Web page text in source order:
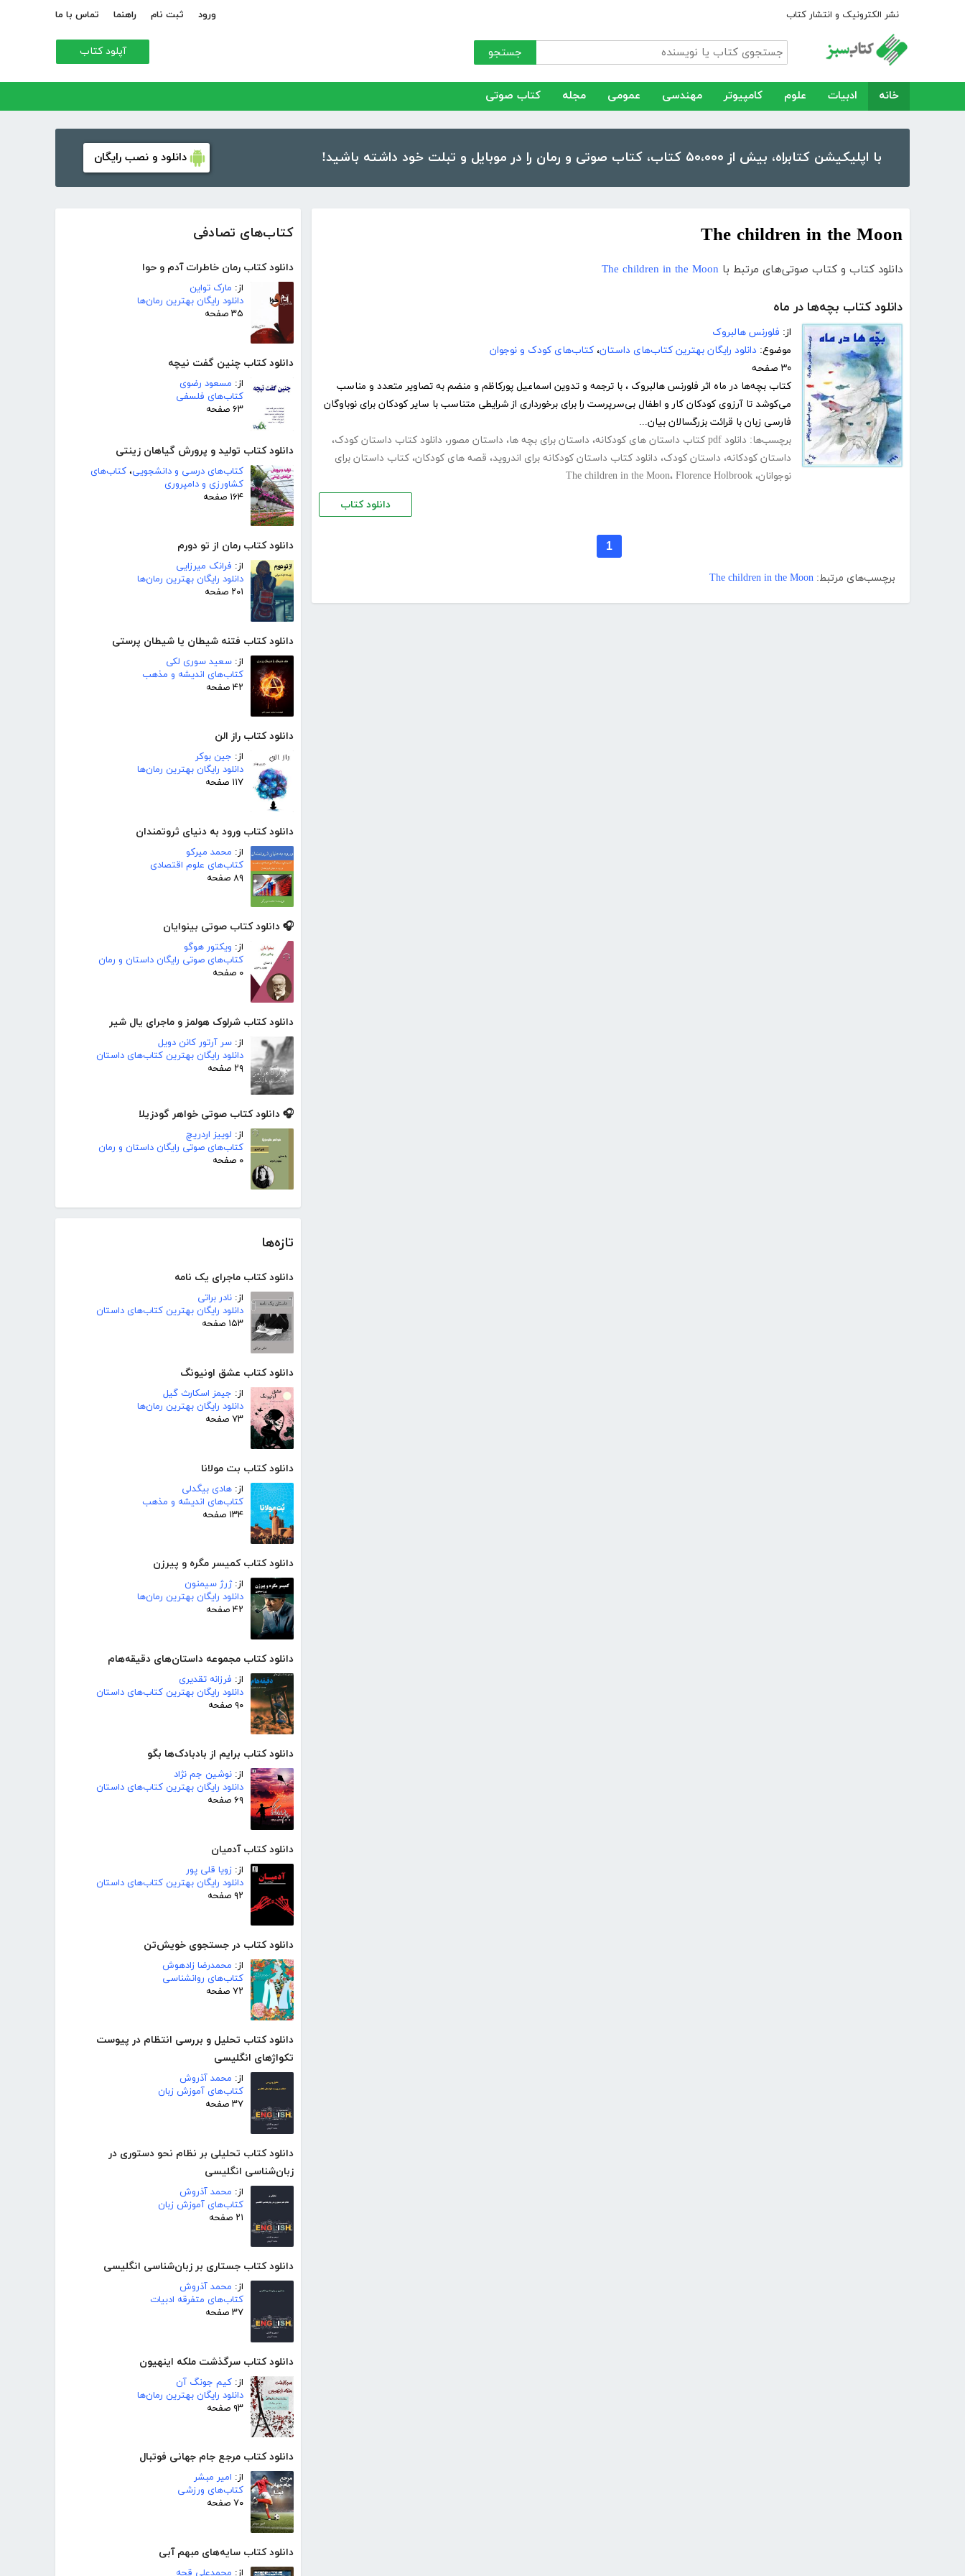
نشر الکترونیک و انتشار کتاب ورود ثبت نام راهنما تماس با ما
جستجو آپلود کتاب
خانه ادبیات علوم کامپیوتر مهندسی عمومی مجله کتاب صوتی
با اپلیکیشن کتابراه، بیش از ۵۰،۰۰۰ کتاب، کتاب صوتی و رمان را در موبایل و تبلت خود داشته باشید! دانلود و نصب رایگان
کتاب‌های تصادفی
دانلود کتاب رمان خاطرات آدم و حوا
از: مارک تواین
دانلود رایگان بهترین رمان‌ها
۳۵ صفحه
دانلود کتاب چنین گفت نیچه
از: مسعود رضوی
کتاب‌های فلسفی
۶۳ صفحه
دانلود کتاب تولید و پرورش گیاهان زینتی
کتاب‌های درسی و دانشجویی، کتاب‌های
کشاورزی و دامپروری
۱۶۴ صفحه
دانلود کتاب رمان از تو دورم
از: فرانک میرزایی
دانلود رایگان بهترین رمان‌ها
۲۰۱ صفحه
دانلود کتاب فتنه شیطان یا شیطان پرستی
از: سعید سوری لکی
کتاب‌های اندیشه و مذهب
۴۲ صفحه
دانلود کتاب راز الن
از: جین بوکر
دانلود رایگان بهترین رمان‌ها
۱۱۷ صفحه
دانلود کتاب ورود به دنیای ثروتمندان
از: محمد میرکو
کتاب‌های علوم اقتصادی
۸۹ صفحه
🎧 دانلود کتاب صوتی بینوایان
از: ویکتور هوگو
کتاب‌های صوتی رایگان داستان و رمان
۰ صفحه
دانلود کتاب شرلوک هولمز و ماجرای یال شیر
از: سر آرتور کانن دویل
دانلود رایگان بهترین کتاب‌های داستان
۲۹ صفحه
🎧 دانلود کتاب صوتی خواهر گودزیلا
از: لوییز اردریچ
کتاب‌های صوتی رایگان داستان و رمان
۰ صفحه
تازه‌ها
دانلود کتاب ماجرای یک نامه
از: نادر براتی
دانلود رایگان بهترین کتاب‌های داستان
۱۵۳ صفحه
دانلود کتاب عشق اونیونگ
از: جیمز اسکارث گیل
دانلود رایگان بهترین رمان‌ها
۷۳ صفحه
دانلود کتاب بت مولانا
از: هادی بیگدلی
کتاب‌های اندیشه و مذهب
۱۳۴ صفحه
دانلود کتاب کمیسر مگره و پیرزن
از:ژرژ سیمنون
دانلود رایگان بهترین رمان‌ها
۴۲ صفحه
دانلود کتاب مجموعه داستان‌های دقیقه‌هام
از: فرزانه تقدیری
دانلود رایگان بهترین کتاب‌های داستان
۹۰ صفحه
دانلود کتاب برایم از بادبادک‌ها بگو
از: نوشین جم نژاد
دانلود رایگان بهترین کتاب‌های داستان
۶۹ صفحه
دانلود کتاب آدمیان
از: زویا قلی پور
دانلود رایگان بهترین کتاب‌های داستان
۹۲ صفحه
دانلود کتاب در جستجوی خویش‌تن
از: محمدرضا زادهوش
کتاب‌های روانشناسی
۷۲ صفحه
دانلود کتاب تحلیل و بررسی انتظام در پیوست
تکواژهای انگلیسی
از: محمد آذروش
کتاب‌های آموزش زبان
۳۷ صفحه
دانلود کتاب تحلیلی بر نظام نحو دستوری در
زبان‌شناسی انگلیسی
از: محمد آذروش
کتاب‌های آموزش زبان
۲۱ صفحه
دانلود کتاب جستاری بر زبان‌شناسی انگلیسی
از: محمد آذروش
کتاب‌های متفرقه ادبیات
۳۷ صفحه
دانلود کتاب سرگذشت ملکه اینهیون
از: کیم جونگ آن
دانلود رایگان بهترین رمان‌ها
۹۳ صفحه
دانلود کتاب مرجع جام جهانی فوتبال
از: امیر مبشر
کتاب‌های ورزشی
۷۰ صفحه
دانلود کتاب سایه‌های مبهم آبی
از: محمدعلی قجه
The children in the Moon
دانلود کتاب و کتاب صوتی‌های مرتبط با The children in the Moon
دانلود کتاب بچه‌ها در ماه
از: فلورنس هالبروک
موضوع: دانلود رایگان بهترین کتاب‌های داستان، کتاب‌های کودک و نوجوان
۳۰ صفحه
کتاب بچه‌ها در ماه اثر فلورنس هالبروک ، با ترجمه و تدوین اسماعیل پورکاظم و منضم به تصاویر متعدد و مناسب
می‌کوشد تا آرزوی کودکان کار و اطفال بی‌سرپرست را برای برخورداری از شرایطی متناسب با سایر کودکان برای نوباوگان
فارسی زبان با قرائت بزرگسالان بیان...
برچسب‌ها: دانلود pdf کتاب داستان های کودکانه ، داستان برای بچه ها، داستان مصور، دانلود کتاب داستان کودک،
داستان کودکانه، داستان کودک، دانلود کتاب داستان کودکانه برای اندروید، قصه های کودکان، کتاب داستان برای
نوجوانان، The children in the Moon، Florence Holbrook
دانلود کتاب
1
برچسب‌های مرتبط: The children in the Moon